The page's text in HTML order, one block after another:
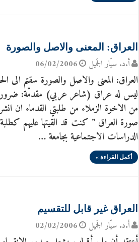
العراق: المعنى والاصل والصورة
أ.د. سيّار الجَميل 06/02/2006
العراق: المعنى والاصل والصورة سقتم الى
ليس له عراق (شاعر عربي) مقدمّة: ضرورات
من الاخوة الزملاء من طلبتي القدماء ان
صورة العراق ” كنت قد القيتها عليهم
الدراسات الاجتماعية بجامعة …
أكمل القراءة »
العراق غير قابل للتقسيم
أ.د. سيّار الجَميل 02/02/2006